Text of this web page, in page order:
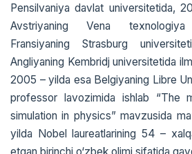
Pensilvaniya davlat universitetida,
Avstriyaning Vena
Fransiyaning Strasburg
Angliyaning Kembridj universitetida
2005 – yilda esa Belgiyaning Libre
professor lavozimida ishlab “The
simulation in physics” mavzusida
yilda Nobel laureatlarining 54 –
etgan birinchi o‘zbek olimi sifatida